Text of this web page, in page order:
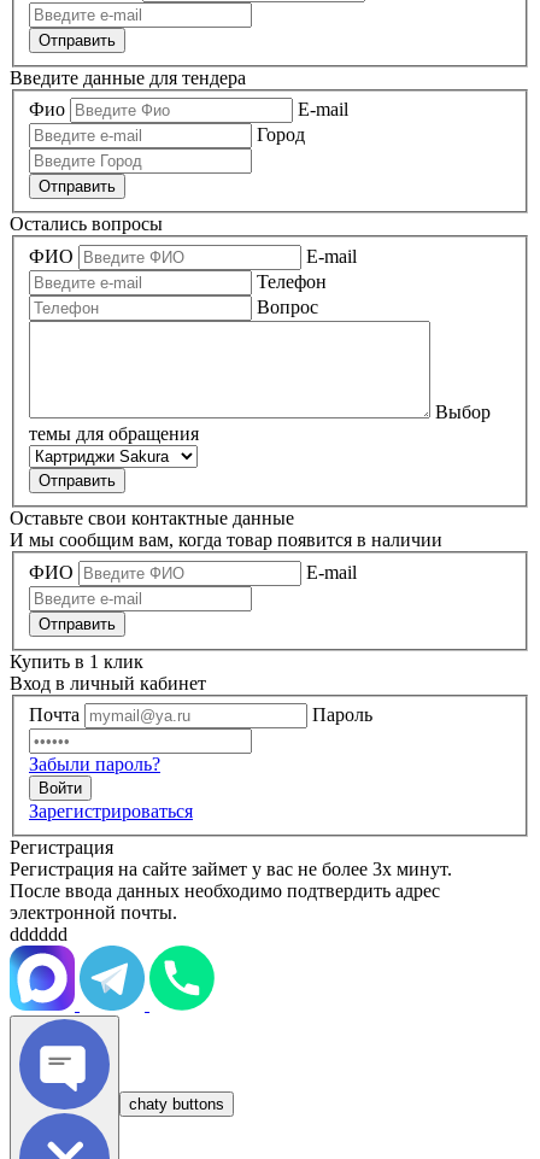
Отправить
Введите данные для тендера
Фио
E-mail
Город
Отправить
Остались вопросы
ФИО
E-mail
Телефон
Вопрос
Выбор
темы для обращения
Оставьте свои контактные данные
И мы сообщим вам, когда товар появится в наличии
ФИО
E-mail
Купить в 1 клик
Вход в личный кабинет
Почта
Пароль
Забыли пароль?
Зарегистрироваться
Регистрация
Регистрация на сайте займет у вас не более 3х минут.
После ввода данных необходимо подтвердить адрес
электронной почты.
dddddd
chaty buttons